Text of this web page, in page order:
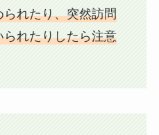
れたり、突然訪問
れたりしたら注意